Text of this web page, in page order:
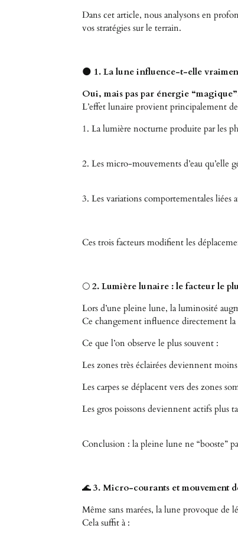
Dans cet article, nous analysons en
vos stratégies sur le terrain.
🌑 1. La lune influence-t-elle
Oui, mais pas par énergie
L’effet lunaire provient principalement
1. La lumière nocturne produite par les
2. Les micro-mouvements d’eau qu’elle
3. Les variations comportementales liées
Ces trois facteurs modifient les
🌕 2. Lumière lunaire : le facteur le
Lors d’une pleine lune, la luminosité
Ce changement influence directement la
Ce que l’on observe le plus souvent :
Les zones très éclairées deviennent
Les carpes se déplacent vers des zones
Les gros poissons deviennent actifs plus
Conclusion : la pleine lune ne “booste”
🌊 3. Micro-courants et mouvement
Même sans marées, la lune provoque de
Cela suffit à :